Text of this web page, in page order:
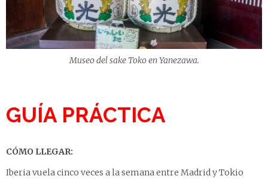
Museo del sake Toko en Yanezawa.
GUÍA PRÁCTICA
CÓMO LLEGAR:
Iberia vuela cinco veces a la semana entre Madrid y Tokio